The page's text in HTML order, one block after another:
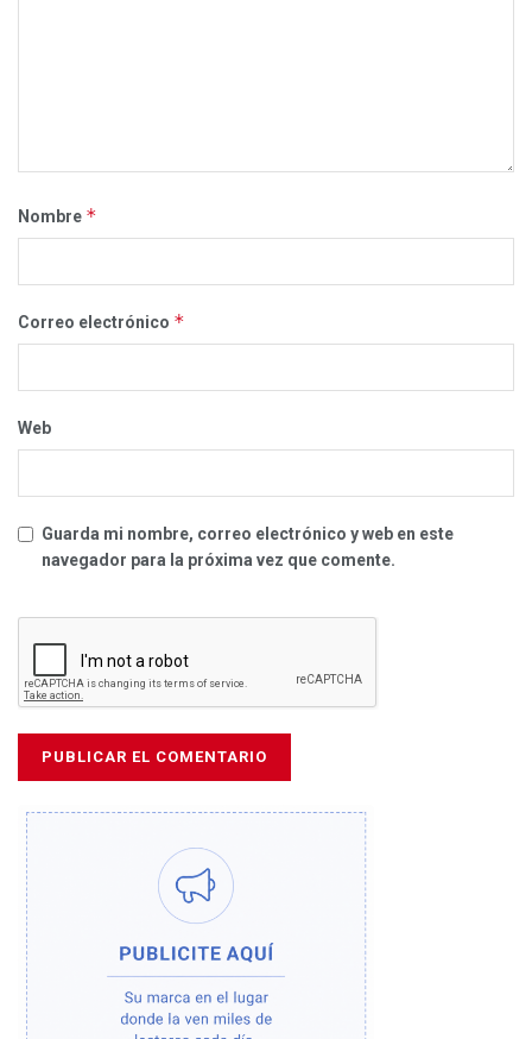
Nombre *
Correo electrónico *
Web
Guarda mi nombre, correo electrónico y web en este
navegador para la próxima vez que comente.